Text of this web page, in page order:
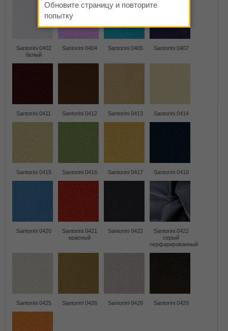
Santorini 0402
белый
Santorini 0404 Santorini 0405 Santorini 0407
Santorini 0411 Santorini 0412 Santorini 0413 Santorini 0414
Santorini 0415 Santorini 0416 Santorini 0417 Santorini 0419
Santorini 0420
Santorini 0421
красный
Santorini 0422
Santorini 0422
серый
перфарированный
Santorini 0425 Santorini 0426 Santorini 0428 Santorini 0429
Обновите страницу и повторите
попытку